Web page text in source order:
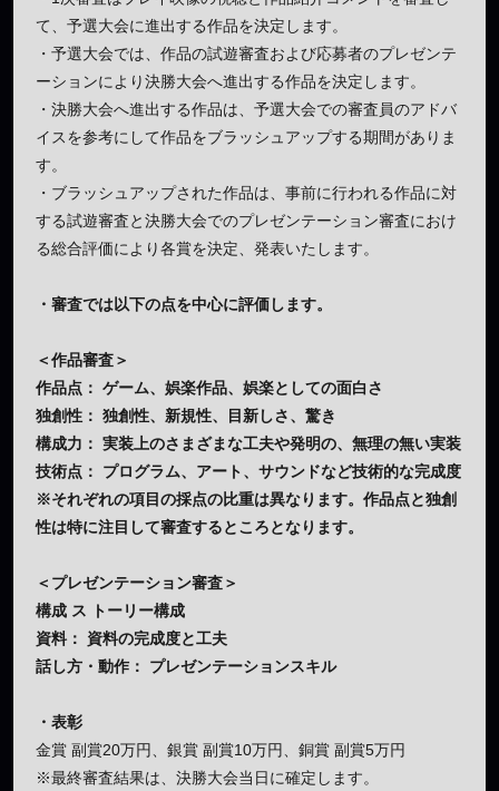
て、予選大会に進出する作品を決定します。
・予選大会では、作品の試遊審査および応募者のプレゼンテ
ーションにより決勝大会へ進出する作品を決定します。
・決勝大会へ進出する作品は、予選大会での審査員のアドバ
イスを参考にして作品をブラッシュアップする期間がありま
す。
・ブラッシュアップされた作品は、事前に行われる作品に対
する試遊審査と決勝大会でのプレゼンテーション審査におけ
る総合評価により各賞を決定、発表いたします。
・審査では以下の点を中心に評価します。
＜作品審査＞
作品点： ゲーム、娯楽作品、娯楽としての面白さ
独創性： 独創性、新規性、目新しさ、驚き
構成力： 実装上のさまざまな工夫や発明の、無理の無い実装
技術点： プログラム、アート、サウンドなど技術的な完成度
※それぞれの項目の採点の比重は異なります。作品点と独創
性は特に注目して審査するところとなります。
＜プレゼンテーション審査＞
構成 ス トーリー構成
資料： 資料の完成度と工夫
話し方・動作： プレゼンテーションスキル
・表彰
金賞 副賞20万円、銀賞 副賞10万円、銅賞 副賞5万円
※最終審査結果は、決勝大会当日に確定します。